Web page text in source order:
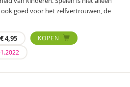
goed voor het zelfvertrouwen, de
€4,95
KOPEN